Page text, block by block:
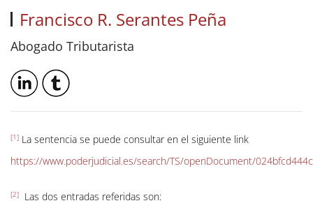
Francisco R. Serantes Peña
Abogado Tributarista
[1] La sentencia se puede consultar en el siguiente link
https://www.poderjudicial.es/search/TS/openDocument/
[2] Las dos entradas referidas son: